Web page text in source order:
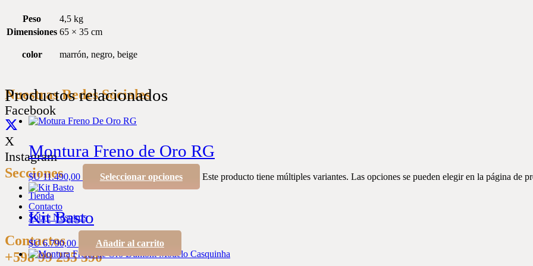
Peso
4,5 kg
Dimensiones 65 × 35 cm
color marrón, negro, beige
Productos relacionados
Montura Freno de Oro RG
$U11.490,00 Seleccionar opciones Este producto tiene múltiples variantes. Las opciones se pueden elegir en la página de
Kit Basto
$U6.790,00 Añadir al carrito
Nuestras Redes Sociales
Facebook
X
Instagram
Secciones
Tienda
Contacto
Sobre Nosotros
Contactos
+598 99 255 390